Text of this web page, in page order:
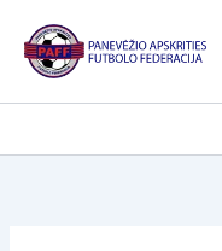
prie
turinio